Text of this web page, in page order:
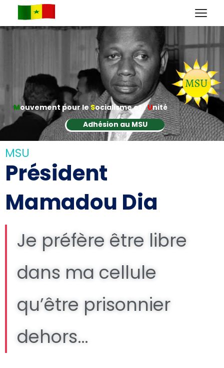
Mouvement pour leSocialisme et l'Unité
Adhésion au MSU
MSU
Président
Mamadou Dia
Je préfère être libre
dans ma cellule
qu’être prisonnier
dehors…